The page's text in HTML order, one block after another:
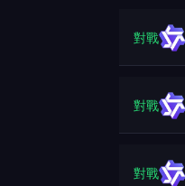
對戰
對戰
對戰